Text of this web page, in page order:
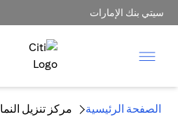
سيتي بنك الإمارات
الصفحة الرئيسية مركز تنزيل